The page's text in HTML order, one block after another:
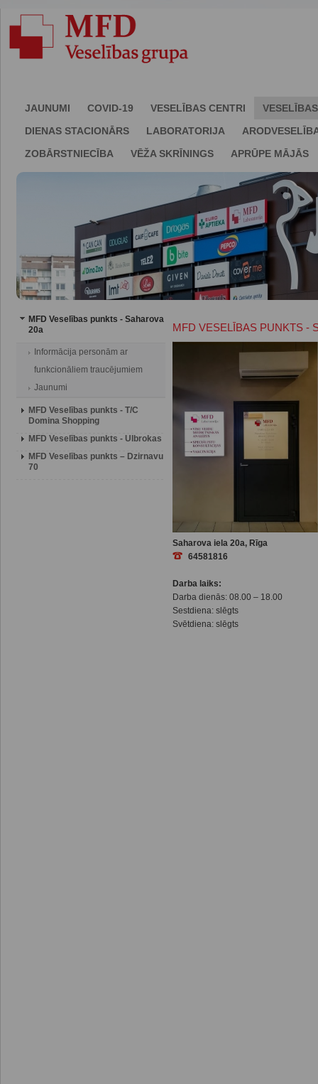
JAUNUMI COVID-19 VESELĪBAS CENTRI
DIENAS STACIONĀRS
LABORATORIJA
ZOBĀRSTNIECĪBA
VĒŽA SKRĪNINGS APRŪPE MĀJĀS
MFD Veselības punkts - Saharova
20a
Informācija personām ar
funkcionāliem traucējumiem
Jaunumi
MFD Veselības punkts - T/C
Domina Shopping
MFD Veselības punkts - Ulbrokas
MFD Veselības punkts – Dzirnavu
70
MFD VESELĪBAS PUNKTS -
Saharova iela 20a, Rīga
64581816
Darba laiks:
Darba dienās: 08.00 – 18.00
Sestdiena: slēgts
Svētdiena: slēgts